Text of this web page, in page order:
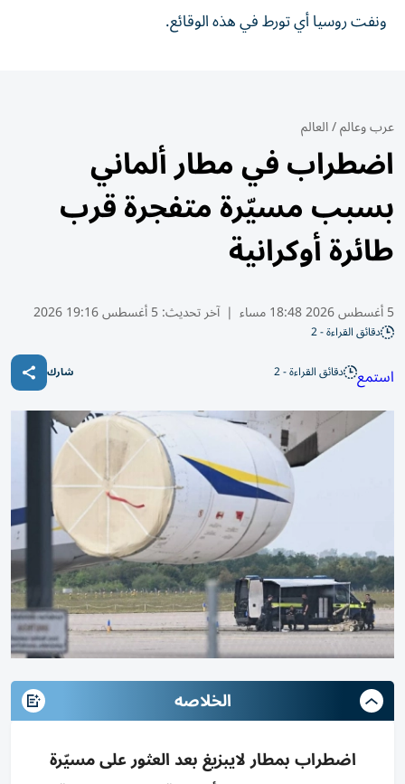
ونفت روسيا أي تورط في هذه الوقائع.
عرب وعالم/العالم
اضطراب في مطار ألماني
بسبب مسيّرة متفجرة قرب
طائرة أوكرانية
5 أغسطس 2026 18:48 مساء | آخر تحديث:5 أغسطس 19:16 2026
دقائق القراءة - 2
استمع دقائق القراءة - 2 شارك
الخلاصه
اضطراب بمطار لايبزيغ بعد العثور على مسيّرة